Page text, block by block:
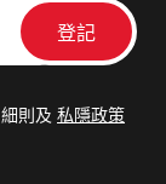
細則及 私隱政策